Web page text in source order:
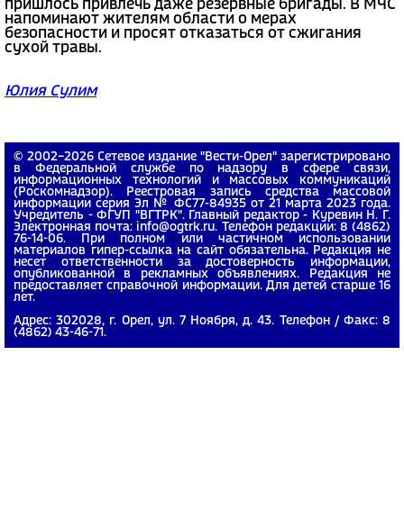
пришлось привлечь даже резервные бригады. В МЧС
напоминают жителям области о мерах
безопасности и просят отказаться от сжигания
сухой травы.
Юлия Сулим
© 2002−2026 Сетевое издание "Вести-Орел" зарегистрировано
в Федеральной службе по надзору в сфере связи,
информационных технологий и массовых коммуникаций
(Роскомнадзор). Реестровая запись средства массовой
информации серия Эл № ФС77-84935 от 21 марта 2023 года.
Учредитель - ФГУП "ВГТРК". Главный редактор - Куревин Н. Г.
Электронная почта: info@ogtrk.ru. Телефон редакции: 8 (4862)
76-14-06. При полном или частичном использовании
материалов гипер-ссылка на сайт обязательна. Редакция не
несет ответственности за достоверность информации,
опубликованной в рекламных объявлениях. Редакция не
предоставляет справочной информации. Для детей старше 16
лет.
Адрес: 302028, г. Орел, ул. 7 Ноября, д. 43. Телефон / Факс: 8
(4862) 43-46-71.